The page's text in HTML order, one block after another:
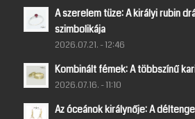
A szerelem tüze: A királyi rubin
szimbolikája
2026.07.21. - 12:46
Kombinált fémek: A többszínű
2026.07.16. - 11:10
Az óceánok királynője: A